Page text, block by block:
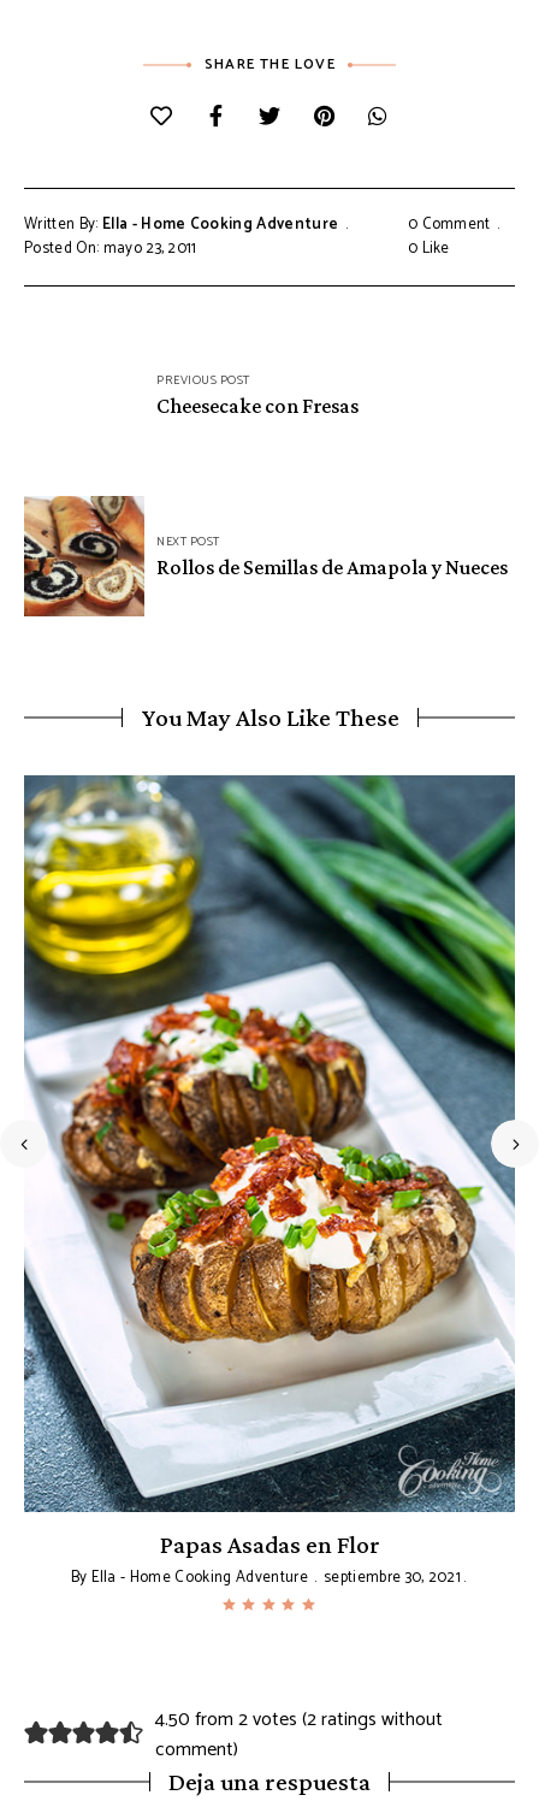
SHARE THE LOVE
Written By: Ella - Home Cooking Adventure
Posted On: mayo 23, 2011
0 Comment
0Like
PREVIOUS POST
Cheesecake con Fresas
NEXT POST
Rollos de Semillas de Amapola y Nueces
You May Also Like These
Papas Asadas en Flor
ByElla - Home Cooking Adventure septiembre 30, 2021
4.50 from 2 votes (2 ratings without
comment)
Deja una respuesta